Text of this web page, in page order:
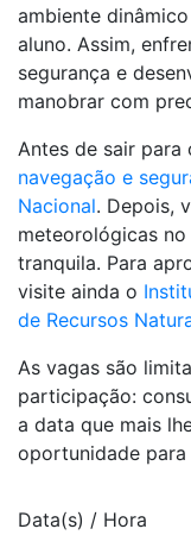
ambiente
aluno. Assim,
segurança e
manobrar com
Antes de sair para
navegação e
Nacional. Depois,
meteorológicas no
tranquila. Para
visite ainda o
de Recursos
As vagas são
participação:
a data que mais
oportunidade para
Data(s) / Hora